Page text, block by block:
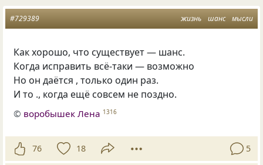
жизнь шанс мысли
#729389
Как хорошо, что существует — шанс.
Когда исправить всё-таки — возможно
Но он даётся , только один раз.
И то ., когда ещё совсем не поздно.
© воробышек Лена 1316
76 18 5